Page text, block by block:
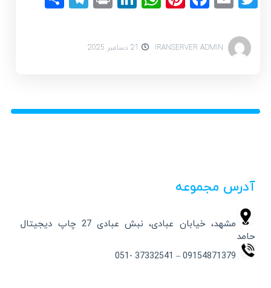
IRANSERVER ADMIN 21 دسامبر 2025
آدرس مجموعه
مشهد، خیابان عبادی، نبش عبادی 27 چاپ دیجیتال
حامد